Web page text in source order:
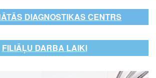
DIAGNOSTIKAS CENTRS
FILIĀĻU DARBA LAIKI